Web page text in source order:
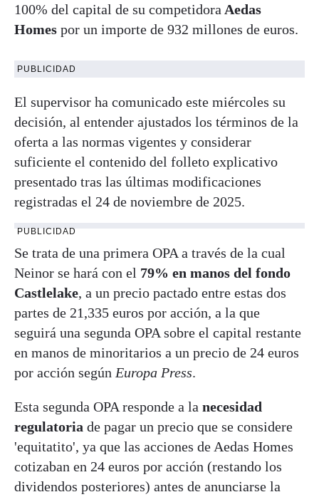
100% del capital de su competidora Aedas
Homes por un importe de 932 millones de euros.
PUBLICIDAD
El supervisor ha comunicado este miércoles su
decisión, al entender ajustados los términos de la
oferta a las normas vigentes y considerar
suficiente el contenido del folleto explicativo
presentado tras las últimas modificaciones
registradas el 24 de noviembre de 2025.
PUBLICIDAD
Se trata de una primera OPA a través de la cual
Neinor se hará con el 79% en manos del fondo
Castlelake, a un precio pactado entre estas dos
partes de 21,335 euros por acción, a la que
seguirá una segunda OPA sobre el capital restante
en manos de minoritarios a un precio de 24 euros
por acción según Europa Press.
Esta segunda OPA responde a la necesidad
regulatoria de pagar un precio que se considere
'equitatito', ya que las acciones de Aedas Homes
cotizaban en 24 euros por acción (restando los
dividendos posteriores) antes de anunciarse la